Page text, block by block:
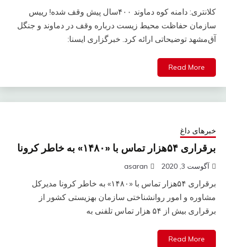
کلانتری: دامنه کوه دماوند ۴۰۰سال پیش وقف شده! رییس
سازمان حفاظت محیط زیست درباره وقف در دماوند و جنگل
آق‌مشهد توضیحاتی ارائه کرد. خبرگزاری ایسنا:
Read More
خبرهای داغ
برقراری ۵۴هزار تماس با «۱۴۸۰» به خاطر کرونا
آگوست 3, 2020 asaran
برقراری ۵۴هزار تماس با «۱۴۸۰» به خاطر کرونا مدیرکل
مشاوره و امور روانشناختی سازمان بهزیستی کشور از
برقراری بیش از ۵۴ هزار تماس تلفنی به
Read More